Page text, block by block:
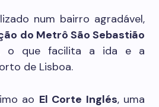
num bairro agradável,
do Metrô São Sebastião
o que facilita a ida e a
de Lisboa.
ao El Corte Inglés, uma